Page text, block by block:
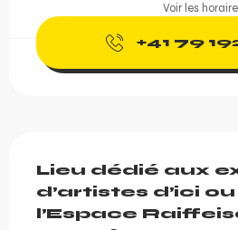
Voir les
+41 79
Lieu dédié aux
d’artistes d’ici
l’Espace